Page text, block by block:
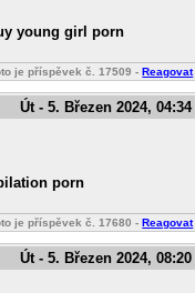
young girl porn
je příspěvek č.17509 - Reagovat
Út - 5. Březen 2024, 04:34
porn
je příspěvek č.17680 - Reagovat
Út - 5. Březen 2024, 08:20